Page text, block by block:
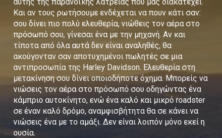
Και αν τους ρωτήσουμε ενδέχεται να πουν κάτι σαν:
σου δίνει πιο πολύ ελευθερία, νιώθεις τον αέρα στο
πρόσωπό σου, γίνεσαι ένα με την μηχανή. Αν και
τίποτα από όλα αυτά δεν είναι αναληθές, θα
ακούγονταν σαν αποτυχημένοι πωλητές σε μια
αντιπροσωπία της Harley Davidson. Ελευθερία στη
μετακίνηση σου δίνει οποιοδήποτε όχημα. Μπορείς να
νιώσεις τον αέρα στο πρόσωπό σου οδηγώντας ένα
κάμπριο αυτοκίνητο, ενώ ένα καλό και μικρό roadster
σε έναν καλό δρόμο, αναμφισβήτητα θα σε κάνει να
νιώσεις ένα με το αμάξι. Δεν είναι λοιπόν μόνο εκεί η
ουσία.